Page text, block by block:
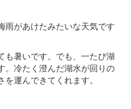
雨があけたみたいな天気です
も暑いです。でも、一たび湖
。冷たく澄んだ湖水が回りの
運んできてくれます。